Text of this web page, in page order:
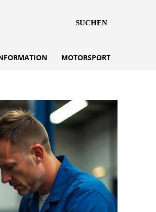
SUCHEN
MOTORSPORT